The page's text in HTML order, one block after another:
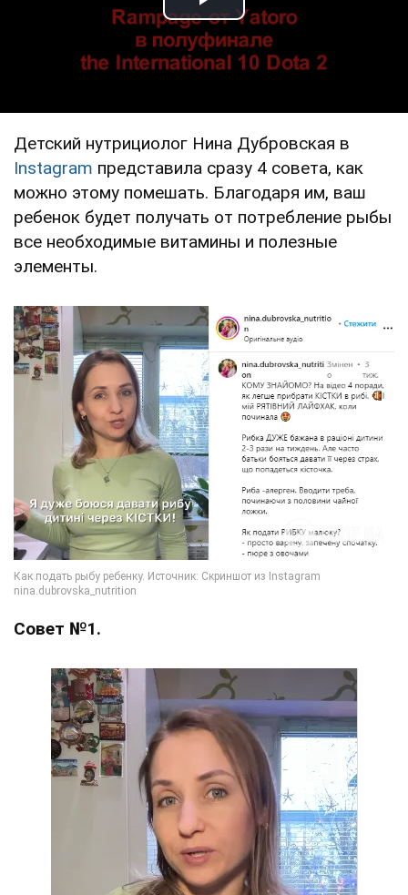
Play Video
Детский нутрициолог Нина Дубровская в
Instagram представила сразу 4 совета, как
можно этому помешать. Благодаря им, ваш
ребенок будет получать от потребление рыбы
все необходимые витамины и полезные
элементы.
Совет №1.